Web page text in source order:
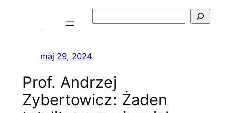
maj 29, 2024
Prof. Andrzej
Zybertowicz: Żaden